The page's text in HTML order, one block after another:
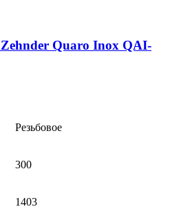
Quaro Inox QAI-
Резьбовое
300
1403